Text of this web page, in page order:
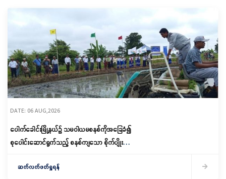
DATE: 06 AUG,2026
ပေါက်ခေါင်းမြို့နယ်၌ သမဝါယမစနစ်ကိုအခြေခံ၍
စုပေါင်းဆောင်ရွက်သည့် စနစ်ကျသော စိုက်ပျိုးရေး
ဆက်လက်ဖတ်ရှုရန်